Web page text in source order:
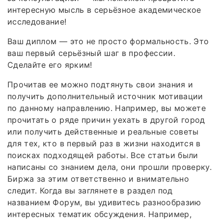
интересную мысль в серьёзное академическое
исследование!
Ваш диплом — это не просто формальность. Это
ваш первый серьёзный шаг в профессии.
Сделайте его ярким!
Прочитав ее можно подтянуть свои знания и
получить дополнительный источник мотивации
по данному направлению. Например, вы можете
прочитать о ряде причин уехать в другой город
или получить действенные и реальные советы
для тех, кто в первый раз в жизни находится в
поисках подходящей работы. Все статьи были
написаны со знанием дела, они прошли проверку.
Биржа за этим ответственно и внимательно
следит. Когда вы заглянете в раздел под
названием Форум, вы удивитесь разнообразию
интересных тематик обсуждения. Например,